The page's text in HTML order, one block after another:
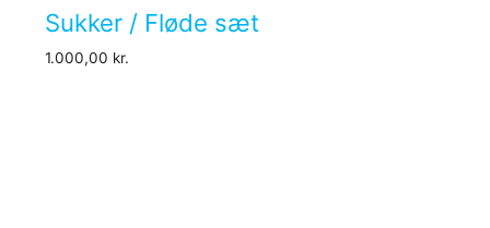
Sukker / Fløde sæt
1.000,00 kr.